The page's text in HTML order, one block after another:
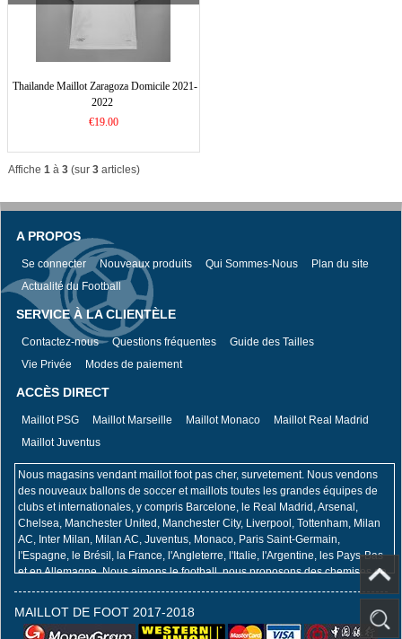
Thailande Maillot Zaragoza Domicile 2021-
2022
€19.00
Affiche 1à 3(sur 3articles)
A PROPOS
Se connecter Nouveaux produits Qui Sommes-Nous
Plan du site
Actualité du Football
SERVICE À LA CLIENTÈLE
Contactez-nous Questions fréquentes
Guide des Tailles
Vie Privée
Modes de paiement
ACCÈS DIRECT
Maillot PSG Maillot Marseille Maillot Monaco
Maillot Real Madrid
Maillot Juventus
Nous magasins vendant maillot foot pas cher, survetement. Nous vendons
des nouveaux ballons de soccer et maillots toutes les grandes équipes de
clubs et internationales, y compris Barcelone, le Real Madrid, Arsenal,
Chelsea, Manchester United, Manchester City, Liverpool, Tottenham, Milan
AC, Inter Milan, Milan AC, Juventus, Monaco, Paris Saint-Germain,
l'Espagne, le Brésil, la France, l'Angleterre, l'Italie, l'Argentine, les Pays-Bas
et en Allemagne. Nous aimons le football, nous proposons des chemises de
football, des vêtements de formation et des basiques disponibles en ligne.
Toutes nos grandes alliances et pays, toutes les dernières maillot de la
MAILLOT DE FOOT 2017-2018